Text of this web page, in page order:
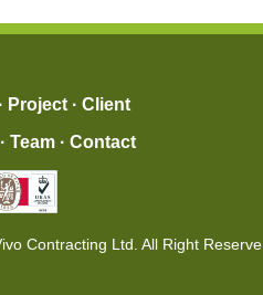
· Project · Client
· Team · Contact
Contracting Ltd. All Right Reserve